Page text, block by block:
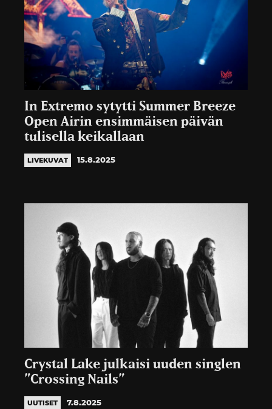
In Extremo sytytti Summer Breeze
Open Airin ensimmäisen päivän
tulisella keikallaan
LIVEKUVAT 15.8.2025
Crystal Lake julkaisi uuden singlen
”Crossing Nails”
UUTISET 7.8.2025